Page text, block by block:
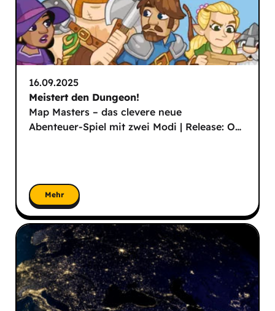
16.09.2025
Meistert den Dungeon!
Map Masters – das clevere neue
Abenteuer-Spiel mit zwei Modi | Release: O…
Mehr